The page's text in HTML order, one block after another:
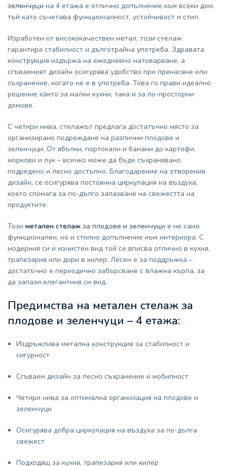
зеленчуци на 4 етажа е отлично допълнение към всеки дом,
тъй като съчетава функционалност, устойчивост и стил.
Изработен от висококачествен метал, този стелаж
гарантира стабилност и дълготрайна употреба. Здравата
конструкция издържа на ежедневно натоварване, а
сгъваемият дизайн осигурява удобство при пренасяне или
съхранение, когато не е в употреба. Това го прави идеално
решение както за малки кухни, така и за по-просторни
домове.
С четири нива, стелажът предлага достатъчно място за
организирано подреждане на различни плодове и
зеленчуци. От ябълки, портокали и банани до картофи,
моркови и лук – всичко може да бъде съхранявано
подредено и лесно достъпно. Благодарение на отворения
дизайн, се осигурява постоянна циркулация на въздуха,
което спомага за по-дълго запазване на свежестта на
продуктите.
Този метален стелаж за плодове и зеленчуци е не само
функционален, но и стилно допълнение към интериора. С
модерния си и изчистен вид той се вписва отлично в кухня,
трапезария или дори в килер. Лесен е за поддръжка –
достатъчно е периодично забърсване с влажна кърпа, за
да запази елегантния си вид.
Предимства на метален стелаж за
плодове и зеленчуци – 4 етажа:
Издръжлива метална конструкция за стабилност и
сигурност
Сгъваем дизайн за лесно съхранение и мобилност
Четири нива за оптимална организация на плодове и
зеленчуци
Осигурява добра циркулация на въздуха за по-дълга
свежест
Подходящ за кухня, трапезария или килер